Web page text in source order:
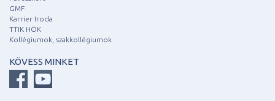
GMF
Karrier Iroda
TTIK HÖK
Kollégiumok, szakkollégiumok
KÖVESS MINKET